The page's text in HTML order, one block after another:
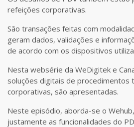
refeições corporativas.
São transações feitas com
geram dados, validações e
de acordo com os dispositivos
Nesta websérie da WeDigitek e
soluções digitais de procedimentos
corporativas, são apresentadas.
Neste episódio, aborda-se o
justamente as funcionalidades do